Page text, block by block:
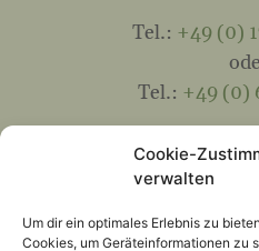
Cookie-
verwalten
Um dir ein optimales Erlebnis zu
Cookies, um Geräteinformationen zu
Tel.: +49 (0)
Tel.: +49 (0)